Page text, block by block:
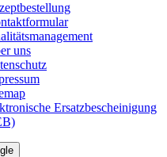
uns
Ersatzbescheinigung